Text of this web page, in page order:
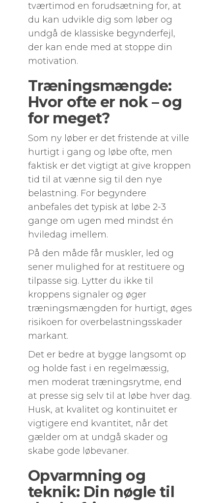
tværtimod en forudsætning for, at
du kan udvikle dig som løber og
undgå de klassiske begynderfejl,
der kan ende med at stoppe din
motivation.
Træningsmængde:
Hvor ofte er nok – og
for meget?
Som ny løber er det fristende at ville
hurtigt i gang og løbe ofte, men
faktisk er det vigtigt at give kroppen
tid til at vænne sig til den nye
belastning. For begyndere
anbefales det typisk at løbe 2-3
gange om ugen med mindst én
hviledag imellem.
På den måde får muskler, led og
sener mulighed for at restituere og
tilpasse sig. Lytter du ikke til
kroppens signaler og øger
træningsmængden for hurtigt, øges
risikoen for overbelastningsskader
markant.
Det er bedre at bygge langsomt op
og holde fast i en regelmæssig,
men moderat træningsrytme, end
at presse sig selv til at løbe hver dag.
Husk, at kvalitet og kontinuitet er
vigtigere end kvantitet, når det
gælder om at undgå skader og
skabe gode løbevaner.
Opvarmning og
teknik: Din nøgle til